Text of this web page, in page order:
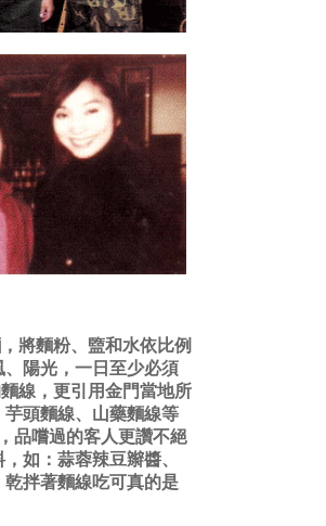
將麵粉、盬和水依比例
陽光，一日至少必須
線，更引用金門當地所
頭麵線、山藥麵線等
品嚐過的客人更讚不絕
如：蒜蓉辣豆辮醬、
拌著麵線吃可真的是